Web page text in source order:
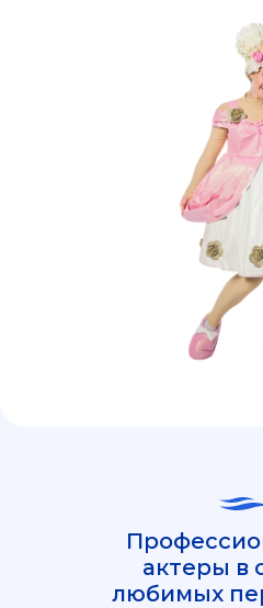
актеры в
любимых